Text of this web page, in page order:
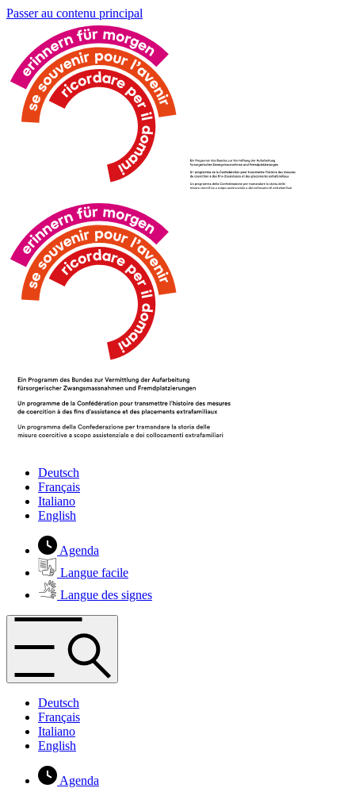
Passer au contenu principal
Deutsch
Français
Italiano
English
Agenda
Langue facile
Langue des signes
Deutsch
Français
Italiano
English
Agenda